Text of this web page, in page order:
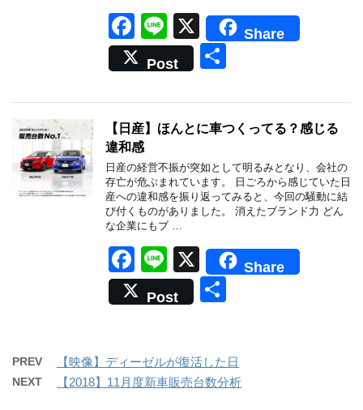
F
a
c
e
b
o
o
k
Li
n
e
X
Share
Post
【日産】ほんとに車つくってる？感じる
違和感
日産の経営不振が突如として明るみとなり、会社の
存亡が危ぶまれています。 日ごろから感じていた日
産への違和感を振り返ってみると、今回の騒動に結
び付くものがありました。 消えたブランド力 どん
な企業にもブ …
F
a
c
b
o
Li
n
e
X
Share
Post
PREV 【映像】ディーゼルが復活した日
NEXT 【2018】11月度新車販売台数分析